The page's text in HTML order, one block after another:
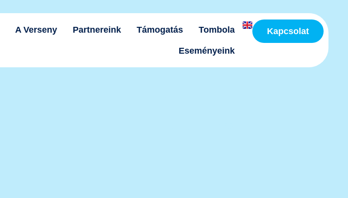
A Verseny Partnereink Támogatás Tombola
Eseményeink
Kapcsolat